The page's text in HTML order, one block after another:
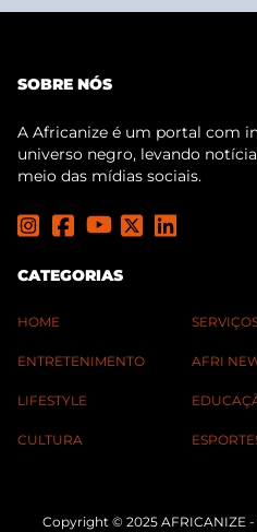
SOBRE NÓS
A Africanize é um portal com
universo negro, levando
meio das mídias sociais.
CATEGORIAS
HOME
ENTRETENIMENTO
LIFESTYLE
CULTURA
AFRI
Copyright © 2025 AFRICANIZE